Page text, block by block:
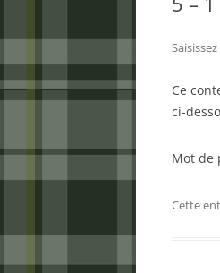
Ce
ci-
Mot de
Cette